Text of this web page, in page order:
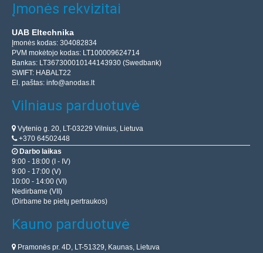
Įmonės rekvizitai
UAB Eltechnika
Įmonės kodas: 304082834
PVM mokėtojo kodas: LT100009624714
Bankas: LT367300010144143930 (Swedbank)
SWIFT: HABALT22
El. paštas: info@anodas.lt
Vilniaus parduotuvė
Vytenio g. 20, LT-03229 Vilnius, Lietuva
+370 64502448
Darbo laikas
9:00 - 18:00 (I - IV)
9:00 - 17:00 (V)
10:00 - 14:00 (VI)
Nedirbame (VII)
(Dirbame be pietų pertraukos)
Kauno parduotuvė
Pramonės pr. 4D, LT-51329, Kaunas, Lietuva